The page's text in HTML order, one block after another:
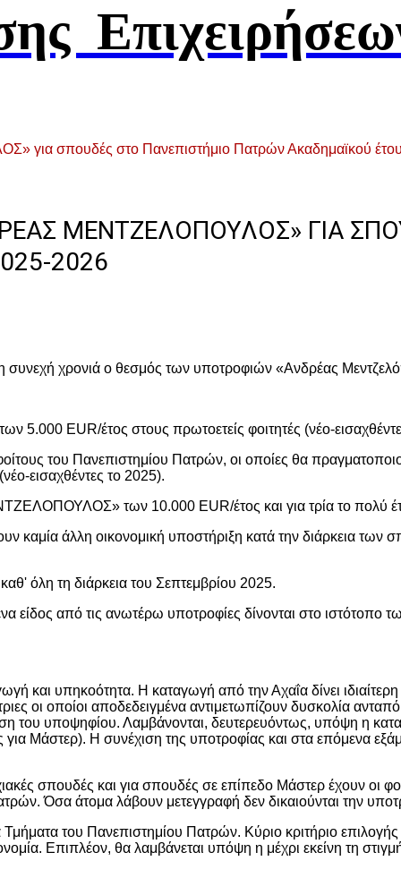
σπουδές στο Πανεπιστήμιο Πατρών Ακαδημαϊκού
ΜΕΝΤΖΕΛΟΠΟΥΛΟΣ» ΓΙΑ
2026
συνεχή χρονιά ο θεσμός των υποτροφιών «Ανδρέας
5.000 EUR/έτος στους πρωτοετείς φοιτητές (νέο-
του Πανεπιστημίου Πατρών, οι οποίες θα
εισαχθέντες το 2025).
των 10.000 EUR/έτος και για τρία το πολύ
καμία άλλη οικονομική υποστήριξη κατά την διάρκεια
όλη τη διάρκεια του Σεπτεμβρίου 2025.
είδος από τις ανωτέρω υποτροφίες δίνονται στο ιστότοπο
και υπηκοότητα. Η καταγωγή από την Αχαΐα δίνει
οι οποίοι αποδεδειγμένα αντιμετωπίζουν δυσκολία
του υποψηφίου. Λαμβάνονται, δευτερευόντως, υπόψη η
Μάστερ). Η συνέχιση της υποτροφίας και στα επόμενα
σπουδές και για σπουδές σε επίπεδο Μάστερ έχουν οι
Όσα άτομα λάβουν μετεγγραφή δεν δικαιούνται την
του Πανεπιστημίου Πατρών. Κύριο κριτήριο
Επιπλέον, θα λαμβάνεται υπόψη η μέχρι εκείνη τη